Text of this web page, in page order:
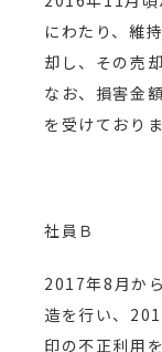
にわたり、維
却し、その売
なお、損害金
を受けておりま
社員Ｂ
2017年8月か
造を行い、
印の不正利用